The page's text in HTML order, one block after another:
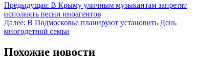
Предыдущая: В Крыму уличным музыкантам запретят
исполнять песни иноагентов
Далее: В Подмосковье планируют установить День
многодетной семьи
Похожие новости